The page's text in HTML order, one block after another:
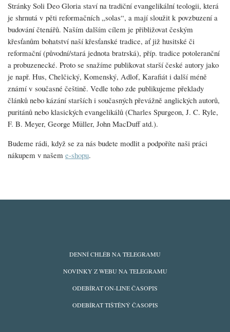
Stránky Soli Deo Gloria staví na tradiční evangelikální teologii, která
je shrnutá v pěti reformačních „solas“, a mají sloužit k povzbuzení a
budování čtenářů. Naším dalším cílem je přibližovat českým
křesťanům bohatství naší křesťanské tradice, ať již husitské či
reformační (původní/stará jednota bratrská), příp. tradice potoleranční
a probuzenecké. Proto se snažíme publikovat starší české autory jako
je např. Hus, Chelčický, Komenský, Adlof, Karafiát i další méně
známí v současné češtině. Vedle toho zde publikujeme překlady
článků nebo kázání starších i současných převážně anglických autorů,
puritánů nebo klasických evangelikálů (Charles Spurgeon, J. C. Ryle,
F. B. Meyer, George Müller, John MacDuff atd.).
Budeme rádi, když se za nás budete modlit a podpoříte naši práci
nákupem v našem e-shopu.
DENNÍ CHLÉB NA TELEGRAMU
NOVINKY Z WEBU NA TELEGRAMU
ODEBÍRAT ON-LINE ČASOPIS
ODEBÍRAT TIŠTĚNÝ ČASOPIS